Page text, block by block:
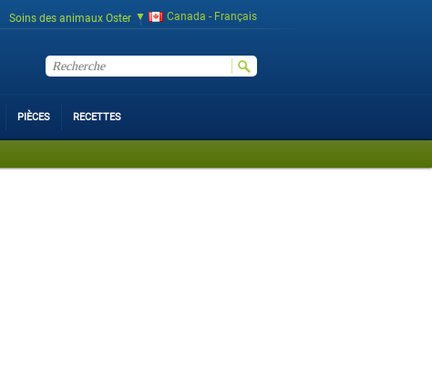
Soins des animaux Oster Canada - Français
PIÈCES RECETTES